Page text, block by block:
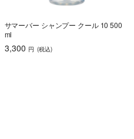
サマーバー シャンプー クール 10 500
ml
3,300 円 (税込)